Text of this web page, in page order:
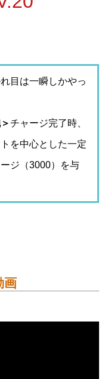
目は一瞬しかやっ
チャージ完了時、
を中心とした一定
ジ（3000）を与
画